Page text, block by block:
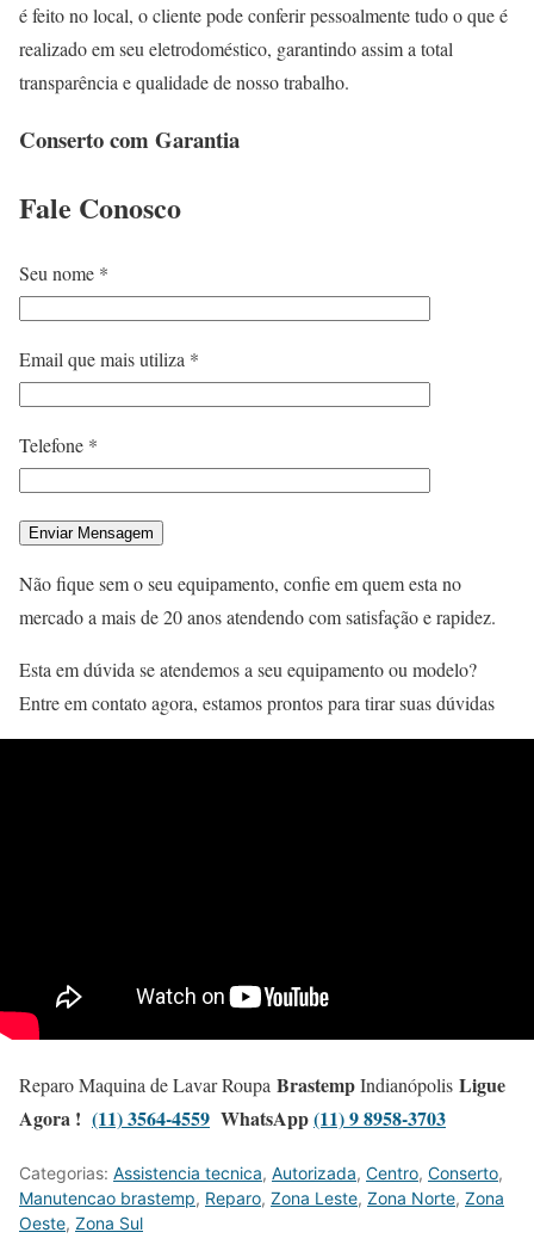
é feito no local, o cliente pode conferir pessoalmente tudo o que é
realizado em seu eletrodoméstico, garantindo assim a total
transparência e qualidade de nosso trabalho.
Conserto com Garantia
Fale Conosco
Seu nome *
Email que mais utiliza *
Telefone *
Não fique sem o seu equipamento, confie em quem esta no
mercado a mais de 20 anos atendendo com satisfação e rapidez.
Esta em dúvida se atendemos a seu equipamento ou modelo?
Entre em contato agora, estamos prontos para tirar suas dúvidas
Reparo Maquina de Lavar Roupa BrastempIndianópolis Ligue
Agora ! (11) 3564-4559 WhatsApp(11) 9 8958-3703
Categorias: Assistencia tecnica, Autorizada, Centro, Conserto,
Manutencao brastemp, Reparo, Zona Leste, Zona Norte, Zona
Oeste, Zona Sul